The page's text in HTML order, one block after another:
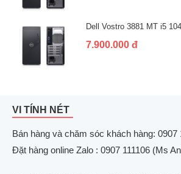
Dell Vostro 3881 MT i5
7.900.000 đ
VI TÍNH NÉT
Bán hàng và chăm sóc khách hàng: 0907
Đặt hàng online Zalo : 0907 111106 (Ms